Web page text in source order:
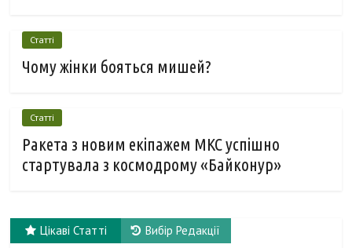
Статті
Чому жінки бояться мишей?
Статті
Ракета з новим екіпажем МКС успішно
стартувала з космодрому «Байконур»
Цікаві Статті Вибір Редакції